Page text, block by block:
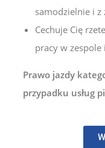
samodzielnie i z
Cechuje Cię
pracy w
Prawo jazdy
przypadku usług